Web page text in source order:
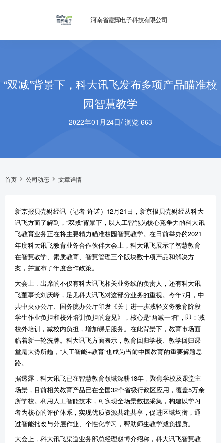
河南省霞辉电子科技有限公司
“双减”背景下，科大讯飞发布多项产品瞄准校
园智慧教学
2022年01月24日/ 浏览 663
首页 公司动态 文章详情
新京报贝壳财经讯（记者 许诺）12月21日，新京报贝壳财经从科大
讯飞方面了解到，“双减”背景下，以人工智能为核心竞争力的科大讯
飞教育业务正在将主要精力瞄准校园智慧教学。在日前举办的2021
年度科大讯飞教育业务合作伙伴大会上，科大讯飞展示了智慧教育
在智慧教学、素质教育、智慧管理三个版块数十项产品和解决方
案，并宣布了年度合作政策。
大会上，出席的不仅有科大讯飞相关业务线的负责人，还有科大讯
飞董事长刘庆峰，足见科大讯飞对这部分业务的重视。今年7月，中
共中央办公厅、国务院办公厅印发《关于进一步减轻义务教育阶段
学生作业负担和校外培训负担的意见》，核心是“两减一增”，即：减
校外培训，减校内负担，增加课后服务。在此背景下，教育市场面
临着新一轮洗牌。科大讯飞方面表示，教育回归学校、教学回归课
堂是大势所趋，“人工智能+教育”也成为当前中国教育的重要解题思
路。
据透露，科大讯飞已在智慧教育领域深耕18年，聚焦学校及课堂主
场景，目前相关教育产品已在全国32个省级行政区应用，覆盖5万余
所学校。利用人工智能技术，可实现全场景数据采集，构建以学习
者为核心的评价体系，实现优质资源共建共享，促进区域均衡，通
过智能批改与分层作业、个性化学习，帮助师生教学减负提质。
大会上，科大讯飞渠道业务部总经理赵博介绍称，科大讯飞智慧教